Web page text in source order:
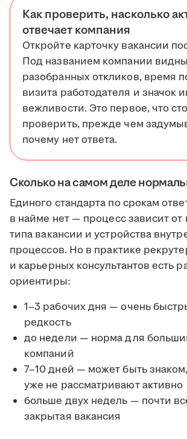
Как проверить, насколько
отвечает компания
Откройте карточку вакансии
Под названием компании
разобранных откликов, время
визита работодателя и значок
вежливости. Это первое, что
проверить, прежде чем
почему нет ответа.
Сколько на самом деле
Единого стандарта по срокам
в найме нет — процесс зависит от
типа вакансии и устройства
процессов. Но в практике
и карьерных консультантов есть
ориентиры:
1–3 рабочих дня — очень
редкость
до недели — норма для
компаний
7–10 дней — может быть
уже не рассматривают активно
больше двух недель — почти
закрытая вакансия